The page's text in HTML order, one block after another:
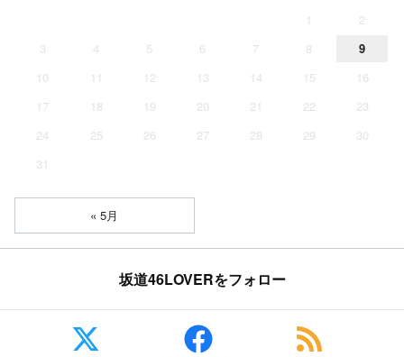
1
2
3
4 5 6 7 8
9
10
11 12 13 14 15
16
17
18 19 20 21 22
23
24
25 26 27 28 29
30
31
« 5月
坂道46LOVERをフォロー